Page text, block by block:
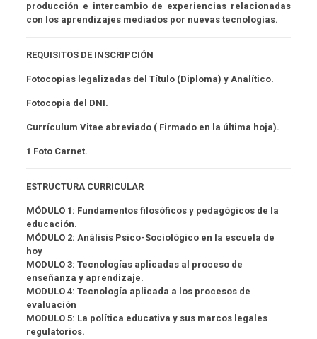
producción e intercambio de experiencias relacionadas
con los aprendizajes mediados por nuevas tecnologías.
REQUISITOS DE INSCRIPCIÓN
Fotocopias legalizadas del Título (Diploma) y Analítico.
Fotocopia del DNI.
Currículum Vitae abreviado ( Firmado en la última hoja).
1 Foto Carnet.
ESTRUCTURA CURRICULAR
MÓDULO 1: Fundamentos filosóficos y pedagógicos de la
educación.
MÓDULO 2: Análisis Psico-Sociológico en la escuela de
hoy
MODULO 3: Tecnologías aplicadas al proceso de
enseñanza y aprendizaje.
MODULO 4: Tecnología aplicada a los procesos de
evaluación
MODULO 5: La política educativa y sus marcos legales
regulatorios.